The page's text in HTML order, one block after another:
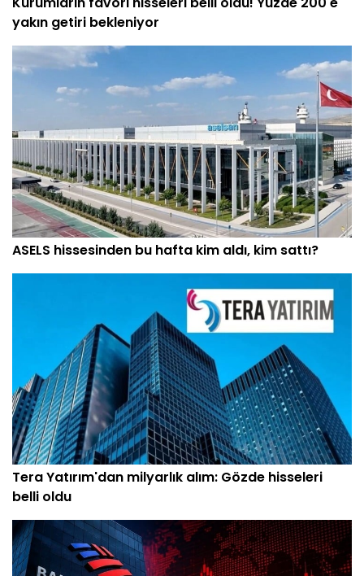
yakın getiri bekleniyor
ASELS hissesinden bu hafta kim aldı, kim sattı?
Tera Yatırım'dan milyarlık alım: Gözde hisseleri
belli oldu